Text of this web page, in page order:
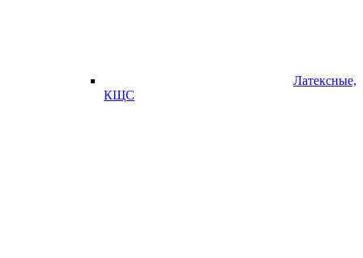
Латексные,
КЩС